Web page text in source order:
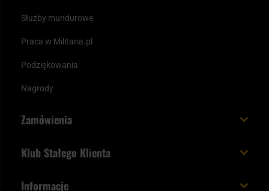
Służby mundurowe
Praca w Militaria.pl
Podziękowania
Nagrody
Zamówienia
Klub Stałego Klienta
Informacje